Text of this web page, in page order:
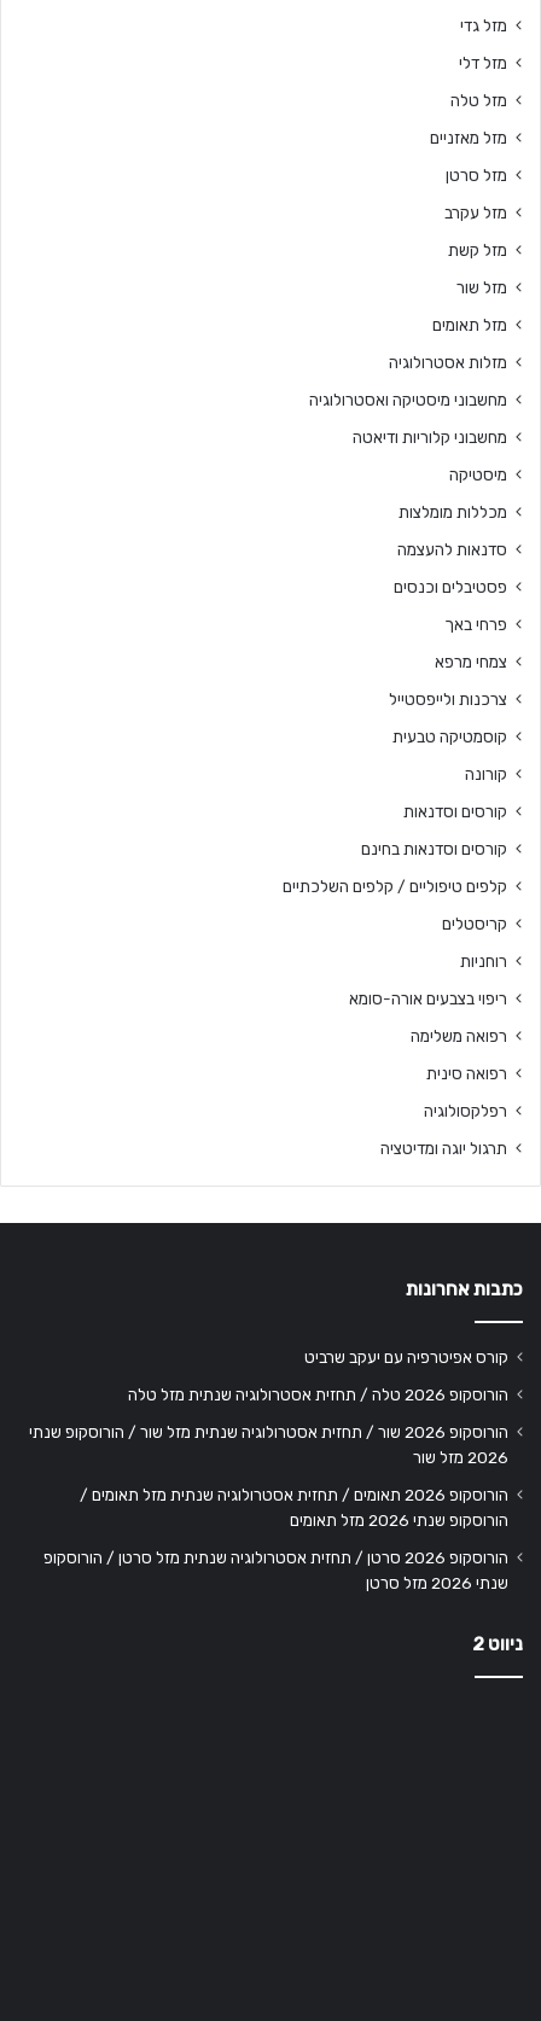
מזל גדי
מזל דלי
מזל טלה
מזל מאזניים
מזל סרטן
מזל עקרב
מזל קשת
מזל שור
מזל תאומים
מזלות אסטרולוגיה
מחשבוני מיסטיקה ואסטרולוגיה
מחשבוני קלוריות ודיאטה
מיסטיקה
מכללות מומלצות
סדנאות להעצמה
פסטיבלים וכנסים
פרחי באך
צמחי מרפא
צרכנות ולייפסטייל
קוסמטיקה טבעית
קורונה
קורסים וסדנאות
קורסים וסדנאות בחינם
קלפים טיפוליים / קלפים השלכתיים
קריסטלים
רוחניות
ריפוי בצבעים אורה-סומא
רפואה משלימה
רפואה סינית
רפלקסולוגיה
תרגול יוגה ומדיטציה
כתבות אחרונות
קורס אפיטרפיה עם יעקב שרביט
הורוסקופ 2026 טלה / תחזית אסטרולוגיה שנתית מזל טלה
הורוסקופ 2026 שור / תחזית אסטרולוגיה שנתית מזל שור / הורוסקופ שנתי
2026 מזל שור
הורוסקופ 2026 תאומים / תחזית אסטרולוגיה שנתית מזל תאומים /
הורוסקופ שנתי 2026 מזל תאומים
הורוסקופ 2026 סרטן / תחזית אסטרולוגיה שנתית מזל סרטן / הורוסקופ
שנתי 2026 מזל סרטן
ניווט 2